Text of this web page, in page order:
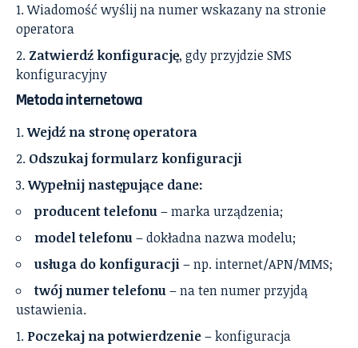
Wiadomość wyślij na numer wskazany na stronie
operatora
Zatwierdź konfigurację, gdy przyjdzie SMS
konfiguracyjny
Metoda internetowa
Wejdź na stronę operatora
Odszukaj formularz konfiguracji
Wypełnij następujące dane:
producent telefonu– marka urządzenia;
model telefonu– dokładna nazwa modelu;
usługa do konfiguracji– np. internet/APN/MMS;
twój numer telefonu– na ten numer przyjdą
ustawienia.
Poczekaj na potwierdzenie– konfiguracja